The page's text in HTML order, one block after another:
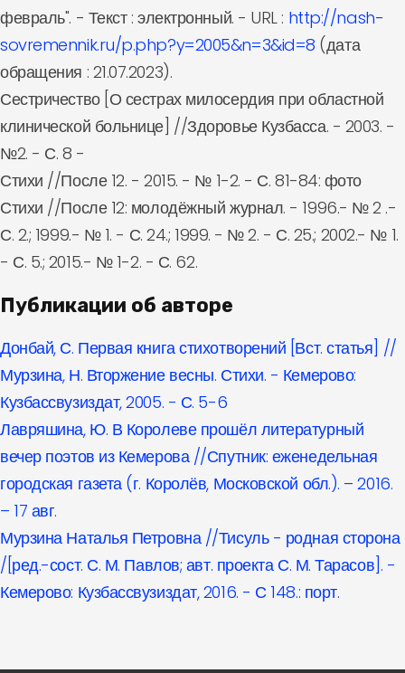
февраль". - Текст : электронный. - URL : http://nash-
sovremennik.ru/p.php?y=2005&n=3&id=8 (дата
обращения : 21.07.2023).
Сестричество [О сестрах милосердия при областной
клинической больнице] //Здоровье Кузбасса. - 2003. -
№2. - С. 8 -
Стихи //После 12. - 2015. - № 1-2. - С. 81-84: фото
Стихи //После 12: молодёжный журнал. - 1996.- № 2 .-
С. 2.; 1999.- № 1. - С. 24.; 1999. - № 2. - С. 25.; 2002.- № 1.
- С. 5.; 2015.- № 1-2. - С. 62.
Публикации об авторе
Донбай, С. Первая книга стихотворений [Вст. статья] //
Мурзина, Н. Вторжение весны. Стихи. - Кемерово:
Кузбассвузиздат, 2005. - С. 5-6
Лавряшина, Ю. В Королеве прошёл литературный
вечер поэтов из Кемерова //Спутник: еженедельная
городская газета (г. Королёв, Московской обл.). – 2016.
– 17 авг.
Мурзина Наталья Петровна //Тисуль - родная сторона
/[ред.-сост. С. М. Павлов; авт. проекта С. М. Тарасов]. -
Кемерово: Кузбассвузиздат, 2016. - С 148.: порт.